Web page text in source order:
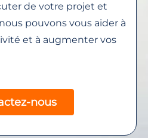
de votre projet et
pouvons vous aider à
et à augmenter vos
nous